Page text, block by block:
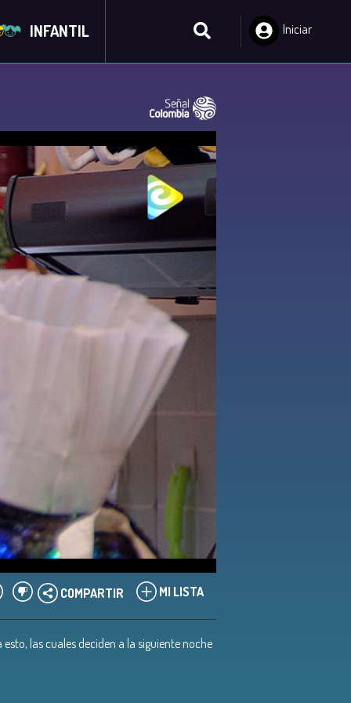
INFANTIL
Iniciar
MI LISTA
COMPARTIR
las cuales deciden a la siguiente noche